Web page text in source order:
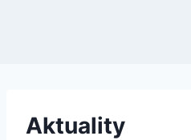
Aktuality